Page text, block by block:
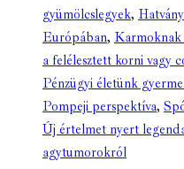
gyümölcslegyek,
Európában, Karmoknak
a felélesztett korni vagy
Pénzügyi életünk
Pompeji perspektíva,
Új értelmet nyert
agytumorokról